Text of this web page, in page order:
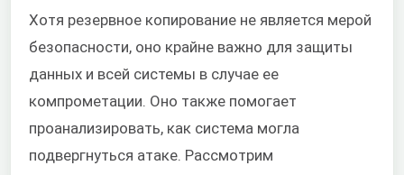
Хотя резервное копирование не является мерой
безопасности, оно крайне важно для защиты
данных и всей системы в случае ее
компрометации. Оно также помогает
проанализировать, как система могла
подвергнуться атаке. Рассмотрим